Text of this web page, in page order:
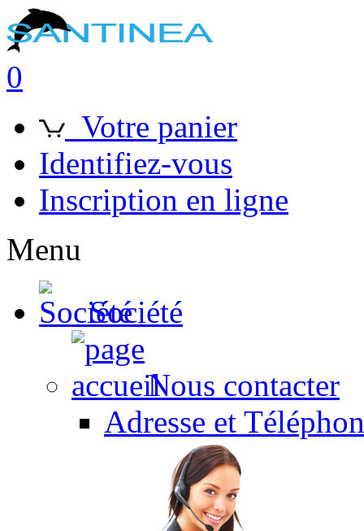
0
Votre panier
Identifiez-vous
Inscription en ligne
Menu
Société
Nous contacter
Adresse et